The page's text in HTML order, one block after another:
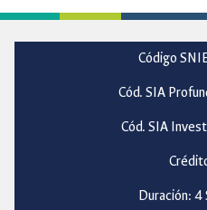
Código
Cód. SIA
Cód. SIA
Duración: 4